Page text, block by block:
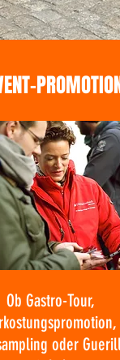
Ob Gastro-Tour,
oder